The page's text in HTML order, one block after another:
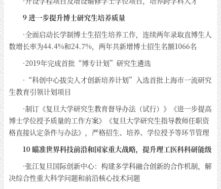
9 进一步提升博士研究生培养质量
·全面启动长学制博士生招生培养工作，连续两年录取直博生人
数增长率为44.4%和24.7%，两年共新增博士招生名额1066名
·2019年完成首批“博专计划”研究生遴选
·“科创中心拔尖人才创新培养计划”入选首批上海市一流研究
生教育引领计划项目
·制订《复旦大学研究生教育督导办法（试行）》《进一步提高
博士学位授予质量的工作方案》《复旦大学研究生指导教师任职资
格直接认定条件与办法》，严格招生、培养、学位授予等环节管理
10 瞄准世界科技前沿和国家重大战略，提升理工医科科研能级
·张江复旦国际创新中心：构建多学科融合创新的合作机制，解
决综合性重大科学问题和前沿核心技术问题